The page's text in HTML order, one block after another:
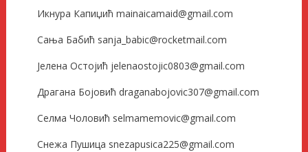
Икнура Капиџић mainaicamaid@gmail.com
Сања Бабић sanja_babic@rocketmail.com
Јелена Остојић jelenaostojic0803@gmail.com
Драгана Бојовић draganabojovic307@gmail.com
Селма Чоловић selmamemovic@gmail.com
Снежа Пушица snezapusica225@gmail.com